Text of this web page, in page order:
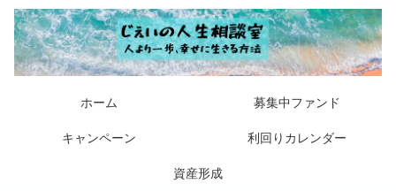
ホーム 募集中ファンド
キャンペーン 利回りカレンダー
資産形成